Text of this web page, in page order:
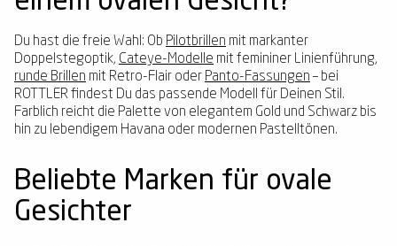
Du hast die freie Wahl: Ob Pilotbrillen mit markanter
Doppelstegoptik, Cateye-Modelle mit femininer Linienführung,
runde Brillen mit Retro-Flair oder Panto-Fassungen– bei
ROTTLER findest Du das passende Modell für Deinen Stil.
Farblich reicht die Palette von elegantem Gold und Schwarz bis
hin zu lebendigem Havana oder modernen Pastelltönen.
Beliebte Marken für ovale
Gesichter